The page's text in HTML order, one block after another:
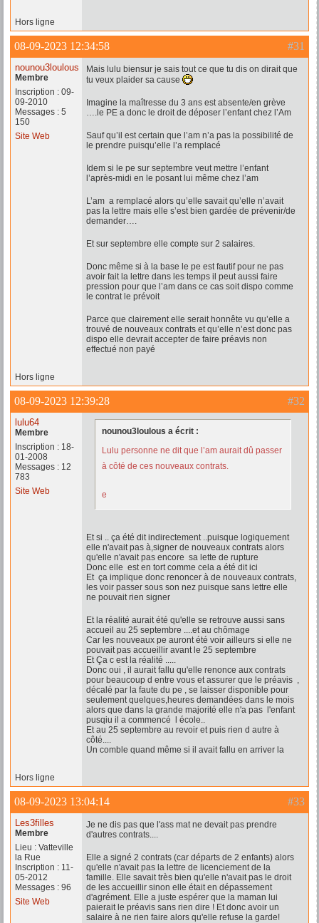
Hors ligne
#31
08-09-2023 12:34:58
nounou3loulous
Membre
Inscription : 09-
09-2010
Messages : 5
150
Site Web
Mais lulu biensur je sais tout ce que tu dis on dirait que
tu veux plaider sa cause
Imagine la maîtresse du 3 ans est absente/en grève
….le PE a donc le droit de déposer l’enfant chez l’Am
Sauf qu’il est certain que l’am n’a pas la possibilité de
le prendre puisqu’elle l’a remplacé
Idem si le pe sur septembre veut mettre l’enfant
l’après-midi en le posant lui même chez l’am
L’am a remplacé alors qu’elle savait qu’elle n’avait
pas la lettre mais elle s’est bien gardée de prévenir/de
demander….
Et sur septembre elle compte sur 2 salaires.
Donc même si à la base le pe est fautif pour ne pas
avoir fait la lettre dans les temps il peut aussi faire
pression pour que l’am dans ce cas soit dispo comme
le contrat le prévoit
Parce que clairement elle serait honnête vu qu’elle a
trouvé de nouveaux contrats et qu’elle n’est donc pas
dispo elle devrait accepter de faire préavis non
effectué non payé
Hors ligne
#32
08-09-2023 12:39:28
lulu64
Membre
Inscription : 18-
01-2008
Messages : 12
783
Site Web
nounou3loulous a écrit :
Lulu personne ne dit que l’am aurait dû passer
à côté de ces nouveaux contrats.
e
Et si .. ça été dit indirectement ..puisque logiquement
elle n'avait pas à,signer de nouveaux contrats alors
qu'elle n'avait pas encore sa lette de rupture
Donc elle est en tort comme cela a été dit ici
Et ça implique donc renoncer à de nouveaux contrats,
les voir passer sous son nez puisque sans lettre elle
ne pouvait rien signer
Et la réalité aurait été qu'elle se retrouve aussi sans
accueil au 25 septembre ....et au chômage
Car les nouveaux pe auront été voir ailleurs si elle ne
pouvait pas accueillir avant le 25 septembre
Et Ça c est la réalité .....
Donc oui , il aurait fallu qu'elle renonce aux contrats
pour beaucoup d entre vous et assurer que le préavis ,
décalé par la faute du pe , se laisser disponible pour
seulement quelques,heures demandées dans le mois
alors que dans la grande majorité elle n'a pas l'enfant
pusqiu il a commencé l école..
Et au 25 septembre au revoir et puis rien d autre à
côté....
Un comble quand même si il avait fallu en arriver la
Hors ligne
#33
08-09-2023 13:04:14
Les3filles
Membre
Lieu : Vatteville
la Rue
Inscription : 11-
05-2012
Messages : 96
Site Web
Je ne dis pas que l'ass mat ne devait pas prendre
d'autres contrats....
Elle a signé 2 contrats (car départs de 2 enfants) alors
qu'elle n'avait pas la lettre de licenciement de la
famille. Elle savait très bien qu'elle n'avait pas le droit
de les accueillir sinon elle était en dépassement
d'agrément. Elle a juste espérer que la maman lui
paierait le préavis sans rien dire ! Et donc avoir un
salaire à ne rien faire alors qu'elle refuse la garde!